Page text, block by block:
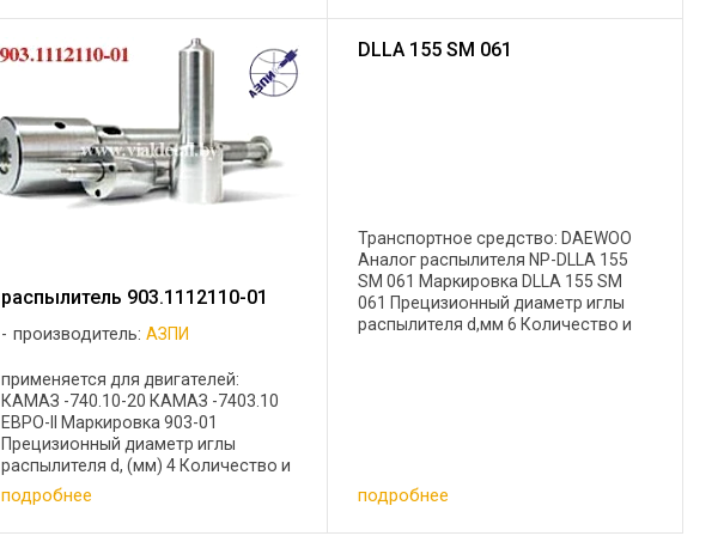
аналог форсунки в запасные части
-аналог форсунки в запасные части
распылитель 903.1112110-01
производитель:АЗПИ
применяется для двигателей:
КАМАЗ -740.10-20 КАМАЗ -7403.10
ЕВРО-II Маркировка 903-01
Прецизионный диаметр иглы
распылителя d, (мм) 4 Количество и
диаметр сопловых отверстий
4*0,32 Эффективное проходное
сечение mf , (мм2) 0,235-0,250
подробнее
DLLA 155 SM 061
Транспортное средство: DAEWОО
Аналог распылителя NP-DLLA 155
SМ 061 Маркировка DLLA 155 SM
061 Прецизионный диаметр иглы
распылителя d,мм 6 Количество и
подробнее